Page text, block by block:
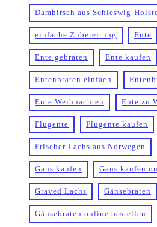
Damhirsch aus Schleswig-
einfache Zubereitung Ente
Ente gebraten Ente kaufen
Entenbraten einfach
Ente Weihnachten Ente zu
Flugente Flugente kaufen
Frischer Lachs aus Norwegen
Gans kaufen Gans kaufen
Graved Lachs Gänsebraten
Gänsebraten online bestellen